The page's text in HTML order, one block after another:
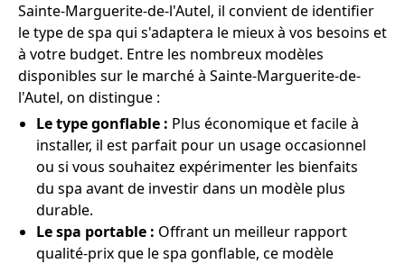
Sainte-Marguerite-de-l'Autel, il convient de identifier
le type de spa qui s'adaptera le mieux à vos besoins et
à votre budget. Entre les nombreux modèles
disponibles sur le marché à Sainte-Marguerite-de-
l'Autel, on distingue :
Le type gonflable : Plus économique et facile à
installer, il est parfait pour un usage occasionnel
ou si vous souhaitez expérimenter les bienfaits
du spa avant de investir dans un modèle plus
durable.
Le spa portable : Offrant un meilleur rapport
qualité-prix que le spa gonflable, ce modèle